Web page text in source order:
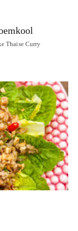
Thaise Curry